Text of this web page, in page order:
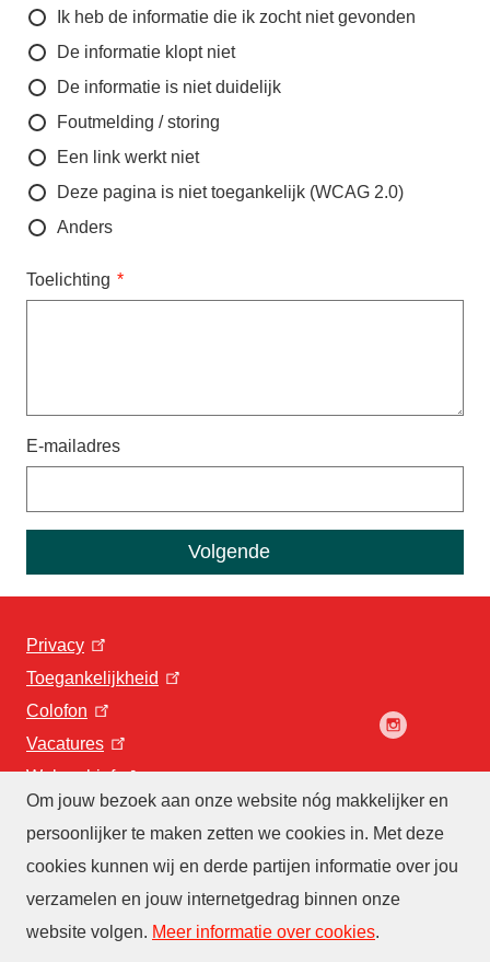
Om jouw bezoek aan onze website nóg makkelijker en
persoonlijker te maken zetten we cookies in. Met deze
cookies kunnen wij en derde partijen informatie over jou
verzamelen en jouw internetgedrag binnen onze
website volgen. Meer informatie over cookies.
Ik heb de informatie die ik zocht niet gevonden
De informatie klopt niet
De informatie is niet duidelijk
Foutmelding / storing
Een link werkt niet
Deze pagina is niet toegankelijk (WCAG 2.0)
Anders
Toelichting
E-mailadres
Privacy
Toegankelijkheid
Colofon
Vacatures
Webarchief